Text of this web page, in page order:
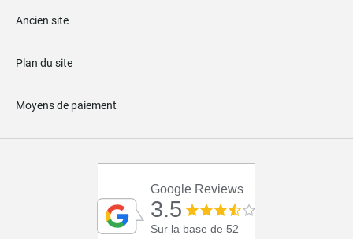
Ancien site
Plan du site
Moyens de paiement
Google Reviews
3.5
Sur la base de 52